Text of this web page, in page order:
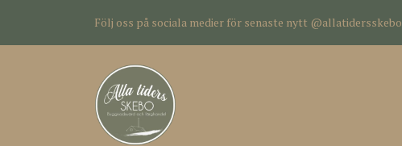
Följ oss på sociala medier för senaste nytt @allatidersskebo